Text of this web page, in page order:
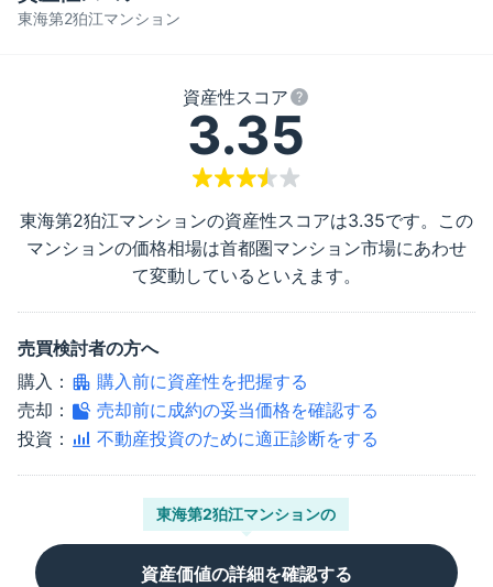
東海第2狛江マンション
資産性スコア
3.35
東海第2狛江マンションの資産性スコアは3.35です。この
マンションの価格相場は首都圏マンション市場にあわせ
て変動しているといえます。
売買検討者の方へ
購入：
購入前に資産性を把握する
売却：
売却前に成約の妥当価格を確認する
投資：
不動産投資のために適正診断をする
東海第2狛江マンションの
資産価値の詳細を確認する